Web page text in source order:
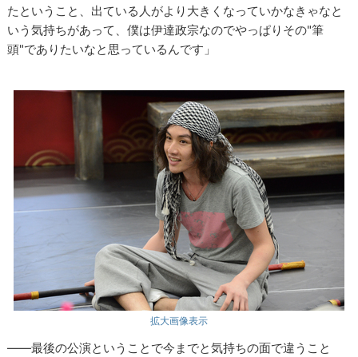
たということ、出ている人がより大きくなっていかなきゃなと
いう気持ちがあって、僕は伊達政宗なのでやっぱりその"筆
頭"でありたいなと思っているんです」
拡大画像表示
――最後の公演ということで今までと気持ちの面で違うこと